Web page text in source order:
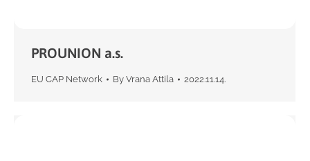
PROUNION a.s.
EU CAP Network By Vrana Attila 2022.11.14.